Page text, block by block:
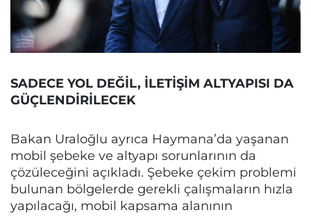
SADECE YOL DEĞİL, İLETİŞİM ALTYAPISI DA
GÜÇLENDİRİLECEK
Bakan Uraloğlu ayrıca Haymana’da yaşanan
mobil şebeke ve altyapı sorunlarının da
çözüleceğini açıkladı. Şebeke çekim problemi
bulunan bölgelerde gerekli çalışmaların hızla
yapılacağı, mobil kapsama alanının